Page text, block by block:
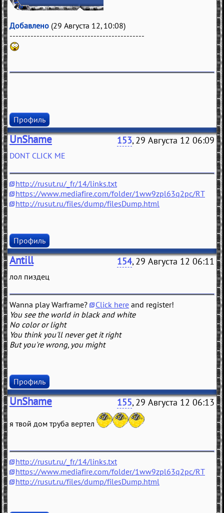
Добавлено (29 Августа 12, 10:08)
---------------------------------------------
Профиль
UnShame 153, 29 Августа 12 06:09
DONT CLICK ME
http://rusut.ru/_fr/14/links.txt
https://www.mediafire.com/folder/1ww9zpl63q2pc/RT
http://rusut.ru/files/dump/filesDump.html
Профиль
Antill 154, 29 Августа 12 06:11
лол пиздец
Wanna play Warframe? Click here and register!
You see the world in black and white
No color or light
You think you'll never get it right
But you're wrong, you might
Профиль
UnShame 155, 29 Августа 12 06:13
я твой дом труба вертел
http://rusut.ru/_fr/14/links.txt
https://www.mediafire.com/folder/1ww9zpl63q2pc/RT
http://rusut.ru/files/dump/filesDump.html